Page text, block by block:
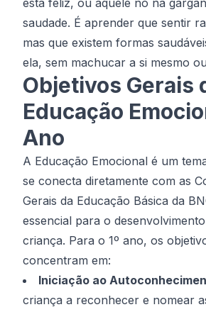
está feliz, ou aquele nó na
saudade. É aprender que sentir
mas que existem formas
ela, sem machucar a si mesmo
Objetivos Gerais
Educação
Ano
A Educação Emocional é um
se conecta diretamente com as
Gerais da Educação Básica da
essencial para o
criança. Para o 1º ano, os
concentram em:
Iniciação ao
criança a reconhecer e nomear